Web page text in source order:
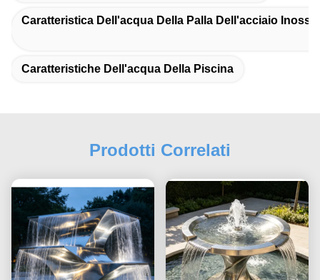
Caratteristica Dell'acqua Della Palla Dell'acciaio
Caratteristiche Dell'acqua Della Piscina
Prodotti Correlati